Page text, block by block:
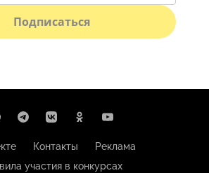
Подписаться
Контакты
Реклама
участия в конкурсах